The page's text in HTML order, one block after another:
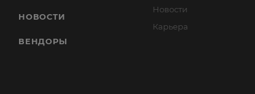
НОВОСТИ
ВЕНДОРЫ
Новости
Карьера